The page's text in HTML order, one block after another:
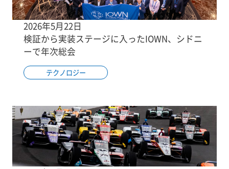
2026年5月22日
検証から実装ステージに入ったIOWN、シドニ
ーで年次総会
テクノロジー